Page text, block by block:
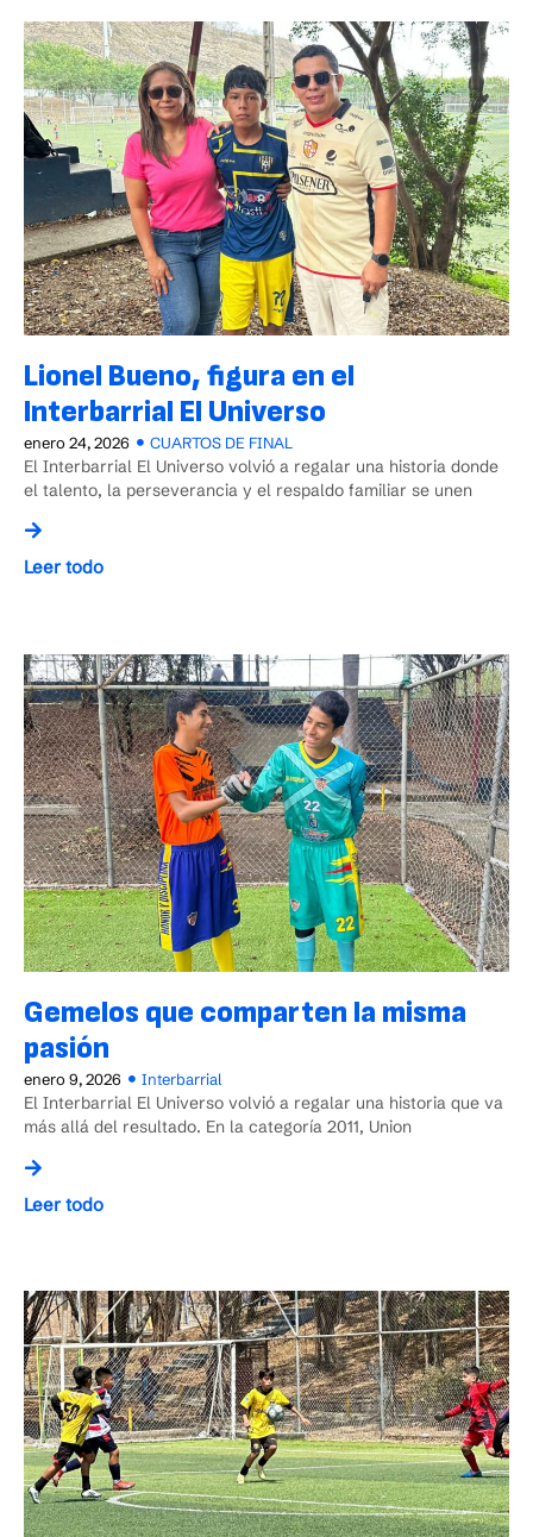
Lionel Bueno, figura en el
Interbarrial El Universo
enero 24, 2026 CUARTOS DE FINAL
El Interbarrial El Universo volvió a regalar una historia donde
el talento, la perseverancia y el respaldo familiar se unen
Leer todo
Gemelos que comparten la misma
pasión
enero 9, 2026 Interbarrial
El Interbarrial El Universo volvió a regalar una historia que va
más allá del resultado. En la categoría 2011, Union
Leer todo